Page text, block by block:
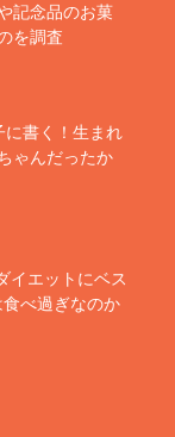
記念品のお菓
を調査
に書く！生まれ
ゃんだったか
イエットにベス
べ過ぎなのか